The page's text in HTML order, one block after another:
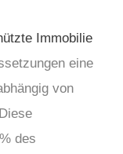
Immobilie
eine
von
des